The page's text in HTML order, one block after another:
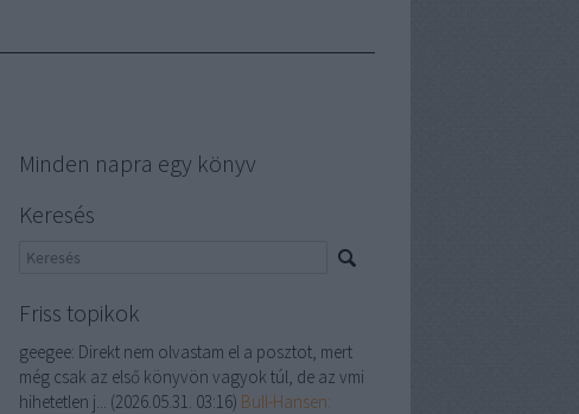
Minden napra egy könyv
Keresés
Friss topikok
geegee: Direkt nem olvastam el a posztot, mert
még csak az első könyvön vagyok túl, de az vmi
hihetetlen j... (2026.05.31. 03:16) Bull-Hansen: